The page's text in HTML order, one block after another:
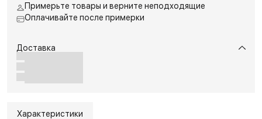
Примерьте товары и верните неподходящие
Оплачивайте после примерки
Доставка
Характеристики